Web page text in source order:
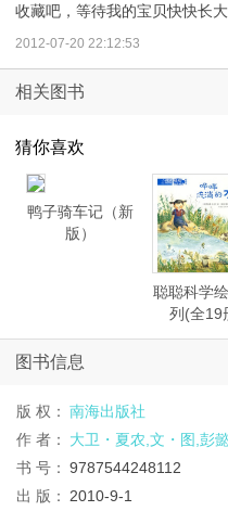
收藏吧，等待我的宝贝快快长
2012-07-20 22:12:53
相关图书
猜你喜欢
鸭子骑车记（新
版）
聪聪科学
列(全19
图书信息
版 权： 南海出版社
作 者：
大卫・夏农,文・图,彭
书 号： 9787544248112
出 版：
2010-9-1